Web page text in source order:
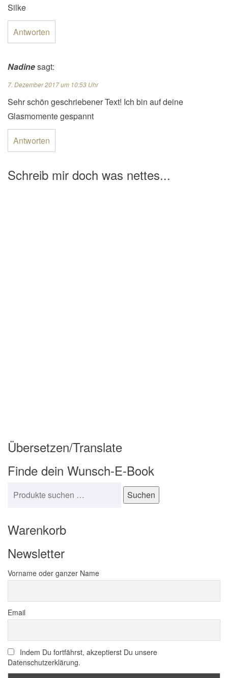
Silke
Antworten
Nadinesagt:
7. Dezember 2017 um 10:53 Uhr
Sehr schön geschriebener Text! Ich bin auf deine
Glasmomente gespannt
Antworten
Schreib mir doch was nettes...
Übersetzen/Translate
Finde dein Wunsch-E-Book
Suchen
Warenkorb
Newsletter
Vorname oder ganzer Name
Email
Indem Du fortfährst, akzeptierst Du unsere
Datenschutzerklärung.